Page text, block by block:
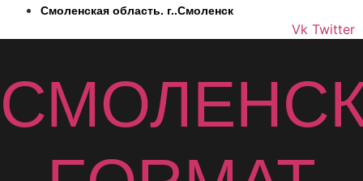
ПерейтиСмоленская область. г..Смоленск
Vk Twitter